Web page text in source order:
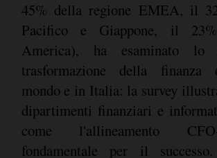
45% della regione EMEA, il
Pacifico e Giappone, il
America), ha esaminato lo
trasformazione della finanza
mondo e in Italia: la survey
dipartimenti finanziari e
come l'allineamento
fondamentale per il